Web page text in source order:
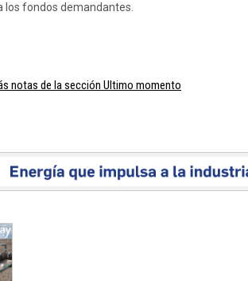
los fondos demandantes.
notas de la sección Ultimo momento